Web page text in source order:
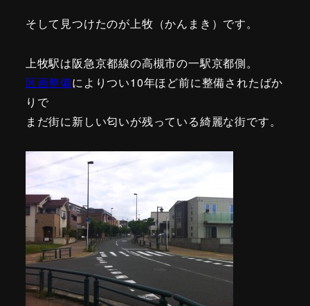
そして見つけたのが上牧（かんまき）です。
上牧駅は阪急京都線の高槻市の一駅京都側。
区画整備によりつい10年ほど前に整備されたばか
りで
まだ街に新しい匂いが残っている綺麗な街です。